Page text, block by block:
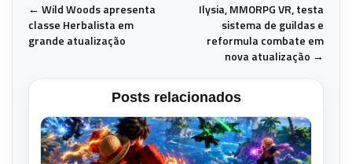
← Wild Woods apresenta
classe Herbalista em
grande atualização
Ilysia, MMORPG VR, testa
sistema de guildas e
reformula combate em
nova atualização →
Posts relacionados